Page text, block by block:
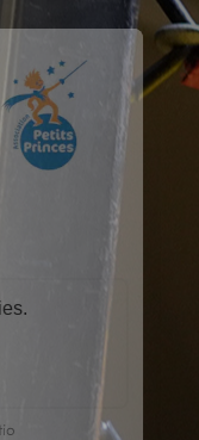
le contenu
avant de vous
bien vous
visite...
des cookies.
Google
!
certifiés par